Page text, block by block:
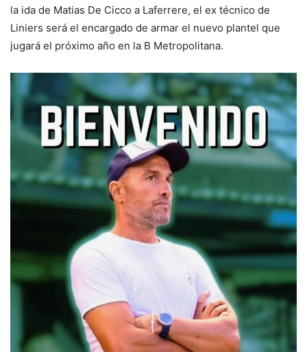
la ida de Matias De Cicco a Laferrere, el ex técnico de
Liniers será el encargado de armar el nuevo plantel que
jugará el próximo año en la B Metropolitana.